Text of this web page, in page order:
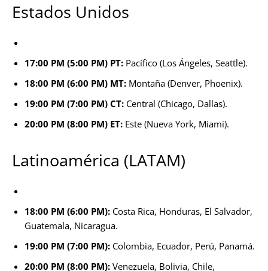
Estados Unidos
17:00 PM (5:00 PM) PT: Pacífico (Los Ángeles, Seattle).
18:00 PM (6:00 PM) MT: Montaña (Denver, Phoenix).
19:00 PM (7:00 PM) CT: Central (Chicago, Dallas).
20:00 PM (8:00 PM) ET: Este (Nueva York, Miami).
Latinoamérica (LATAM)
18:00 PM (6:00 PM): Costa Rica, Honduras, El Salvador,
Guatemala, Nicaragua.
19:00 PM (7:00 PM): Colombia, Ecuador, Perú, Panamá.
20:00 PM (8:00 PM): Venezuela, Bolivia, Chile,